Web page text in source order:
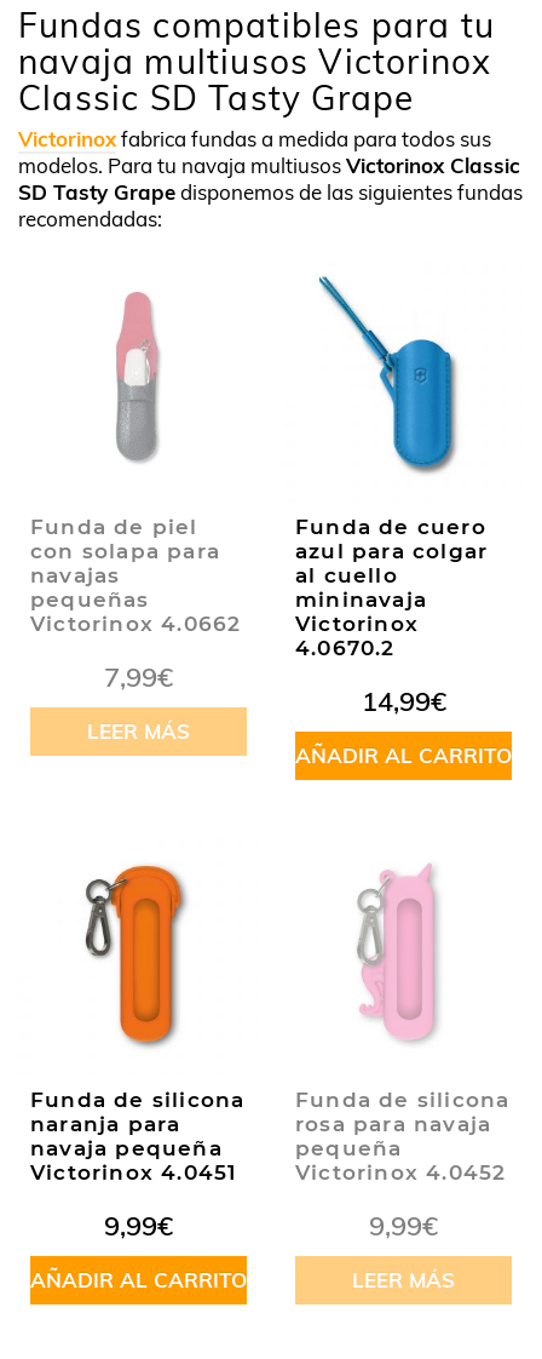
Fundas compatibles para tu
navaja multiusos Victorinox
Classic SD Tasty Grape
Victorinoxfabrica fundas a medida para todos sus
modelos. Para tu navaja multiusosVictorinox Classic
SD Tasty Grapedisponemos de las siguientes fundas
recomendadas:
Funda de piel
con solapa para
navajas
pequeñas
Victorinox 4.0662
7,99€
LEER MÁS
Funda de cuero
azul para colgar
al cuello
mininavaja
Victorinox
4.0670.2
14,99€
AÑADIR AL CARRITO
Funda de silicona
naranja para
navaja pequeña
Victorinox 4.0451
9,99€
AÑADIR AL CARRITO
Funda de silicona
rosa para navaja
pequeña
Victorinox 4.0452
9,99€
LEER MÁS